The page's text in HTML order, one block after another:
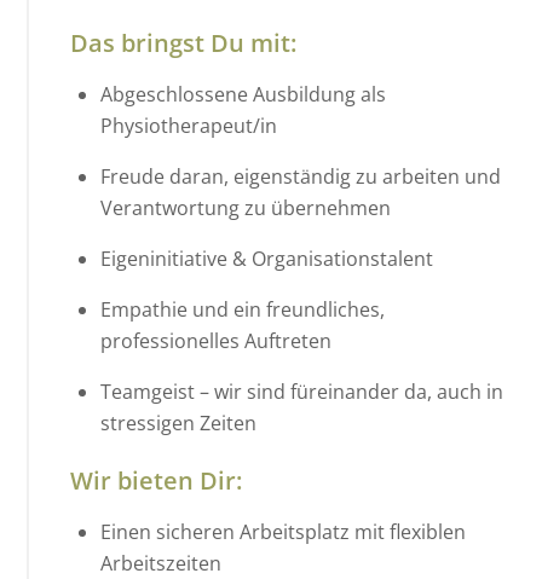
Das bringst Du mit:
Abgeschlossene Ausbildung als
Physiotherapeut/in
Freude daran, eigenständig zu arbeiten und
Verantwortung zu übernehmen
Eigeninitiative & Organisationstalent
Empathie und ein freundliches,
professionelles Auftreten
Teamgeist – wir sind füreinander da, auch in
stressigen Zeiten
Wir bieten Dir:
Einen sicheren Arbeitsplatz mit flexiblen
Arbeitszeiten